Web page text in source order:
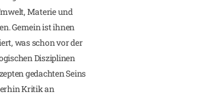
Materie und
Gemein ist ihnen
was schon vor der
Disziplinen
gedachten Seins
Kritik an